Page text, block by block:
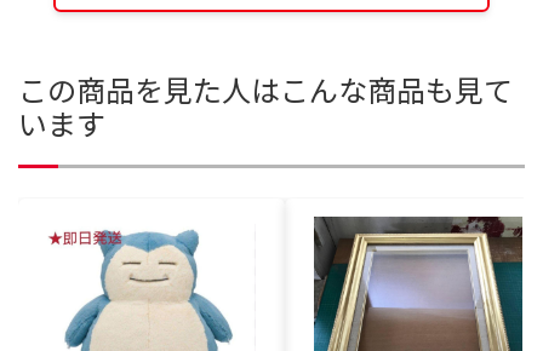
この商品を見た人はこんな商品も見て
います